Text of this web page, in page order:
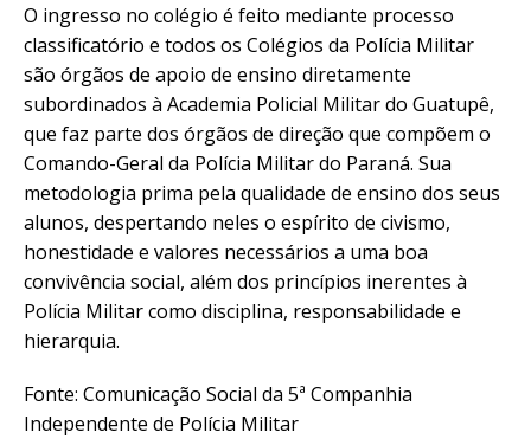
O ingresso no colégio é feito mediante processo
classificatório e todos os Colégios da Polícia Militar
são órgãos de apoio de ensino diretamente
subordinados à Academia Policial Militar do Guatupê,
que faz parte dos órgãos de direção que compõem o
Comando-Geral da Polícia Militar do Paraná. Sua
metodologia prima pela qualidade de ensino dos seus
alunos, despertando neles o espírito de civismo,
honestidade e valores necessários a uma boa
convivência social, além dos princípios inerentes à
Polícia Militar como disciplina, responsabilidade e
hierarquia.
Fonte: Comunicação Social da 5ª Companhia
Independente de Polícia Militar